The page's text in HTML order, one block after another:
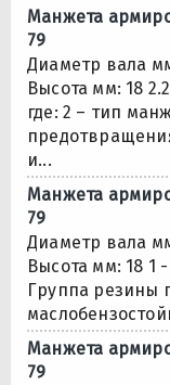
Манжета
79
Диаметр вала
Высота мм: 18
где: 2 – тип
и...
Манжета
79
Диаметр вала
Высота мм: 18 1
Группа резины
Манжета
79